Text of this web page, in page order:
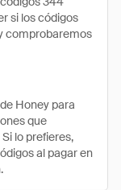
si los códigos
comprobaremos
Honey para
que
lo prefieres,
al pagar en